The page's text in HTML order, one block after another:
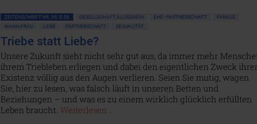
ZEITENSCHRIFT NR. 96, S.58 GESELLSCHAFT ALLGEMEIN EHE • PARTNERSCHAFT
FAMILIE
MANN-FRAU
LIEBE PARTNERSCHAFT SEXUALITÄT
Triebe statt Liebe?
Unsere Zukunft sieht nicht sehr gut aus, da immer mehr
ihrem Triebleben erliegen und dabei den eigentlichen Zweck ihrer
Existenz völlig aus den Augen verlieren. Seien Sie mutig, wagen
Sie, hier zu lesen, was falsch läuft in unseren Betten und
Beziehungen – und was es zu einem wirklich glücklich erfüllten
Leben braucht. Weiterlesen...